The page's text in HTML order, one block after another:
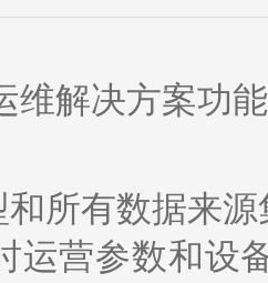
解决方案功能
所有数据来
运营参数和设